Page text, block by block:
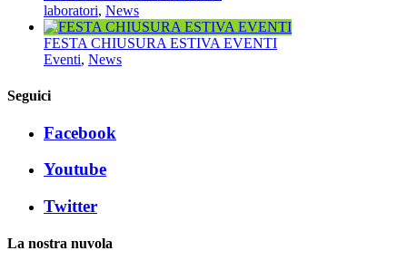
laboratori, News
FESTA CHIUSURA ESTIVA EVENTI
Eventi, News
Seguici
Facebook
Youtube
Twitter
La nostra nuvola